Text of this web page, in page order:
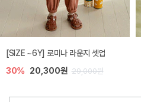
[SIZE ~6Y] 로미나 라운지 셋업
30% 20,300원 29,000원